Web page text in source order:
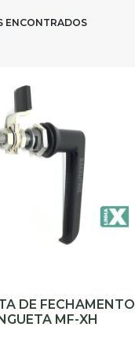
ENCONTRADOS
DE FECHAMENTO
MF-XH